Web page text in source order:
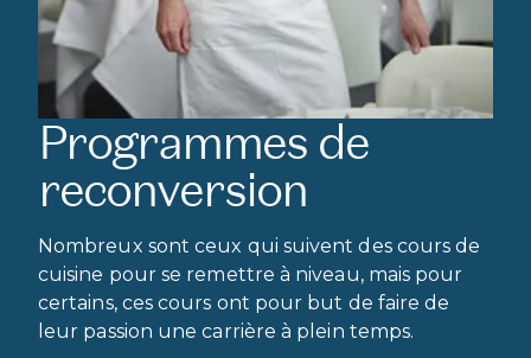
Programmes de
reconversion
Nombreux sont ceux qui suivent des cours de
cuisine pour se remettre à niveau, mais pour
certains, ces cours ont pour but de faire de
leur passion une carrière à plein temps.